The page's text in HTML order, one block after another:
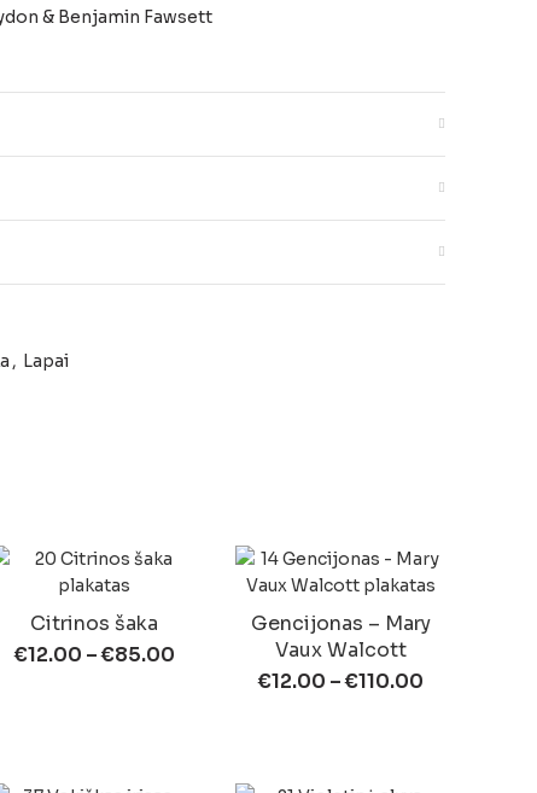
& Benjamin Fawsett
švelniai kreminiame fone.
, Lapai
Citrinos šaka
€12.00 –€85.00
Gencijonas – Mary
Vaux Walcott
€12.00 –€110.00